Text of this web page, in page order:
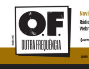
Pular
conteúdo
principal
Pular
conteúdo
secundárioOutra
Novidades e curiosidades